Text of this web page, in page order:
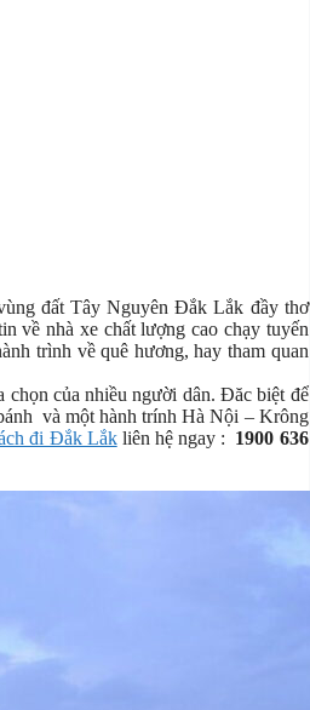
đất Tây Nguyên Đắk Lắk đầy thơ
về nhà xe chất lượng cao chạy tuyến
trình về quê hương, hay tham quan
của nhiều người dân. Đăc biệt để
và một hành trính Hà Nội – Krông
đi Đắk Lắkliên hệ ngay : 1900 636